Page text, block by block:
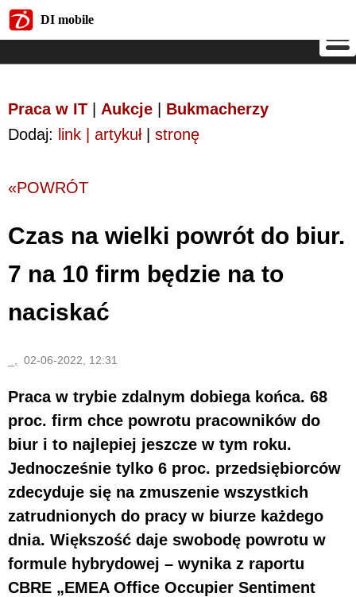
DI mobile
Praca w IT Aukcje
Bukmacherzy
Dodaj: link | artykuł| stronę
«POWRÓT
Czas na wielki powrót do biur.
7 na 10 firm będzie na to
naciskać
_, 02-06-2022, 12:31
Praca w trybie zdalnym dobiega końca. 68
proc. firm chce powrotu pracowników do
biur i to najlepiej jeszcze w tym roku.
Jednocześnie tylko 6 proc. przedsiębiorców
zdecyduje się na zmuszenie wszystkich
zatrudnionych do pracy w biurze każdego
dnia. Większość daje swobodę powrotu w
formule hybrydowej – wynika z raportu
CBRE „EMEA Office Occupier Sentiment
DI mobile